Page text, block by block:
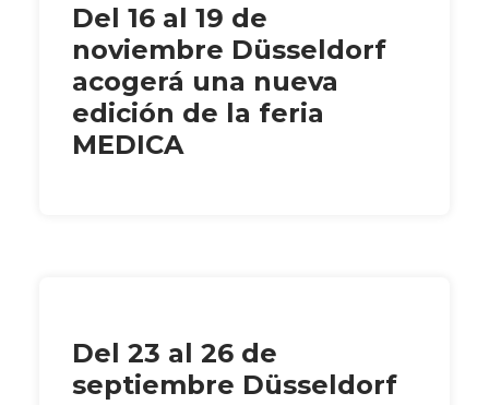
Del 16 al 19 de
noviembre Düsseldorf
acogerá una nueva
edición de la feria
MEDICA
Del 23 al 26 de
septiembre Düsseldorf